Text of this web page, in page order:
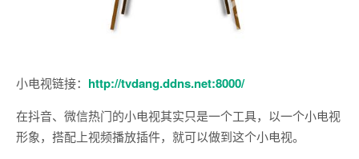
小电视链接： http://tvdang.ddns.net:8000/
在抖音、微信热门的小电视其实只是一个工具，以一个小电视
形象，搭配上视频播放插件，就可以做到这个小电视。